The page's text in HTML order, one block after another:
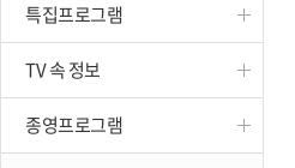
특집프로그램
TV 속 정보
종영프로그램